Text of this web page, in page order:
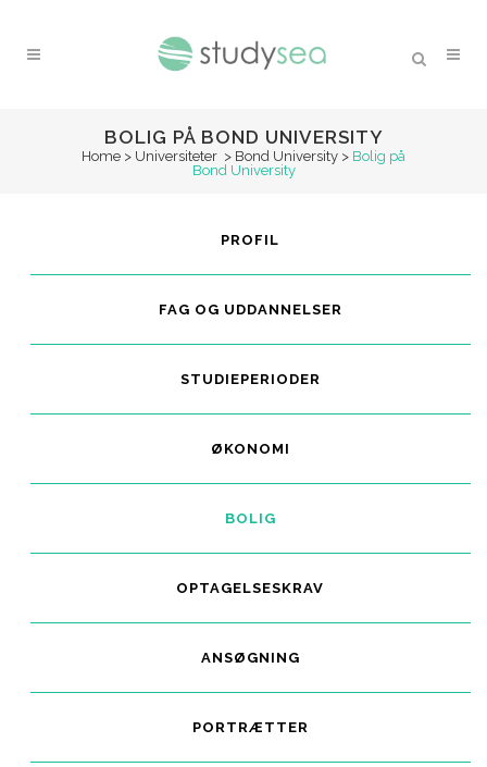
BOLIG PÅ BOND UNIVERSITY
Home > Universiteter > Bond University > Bolig på
Bond University
PROFIL
FAG OG UDDANNELSER
STUDIEPERIODER
ØKONOMI
BOLIG
OPTAGELSESKRAV
ANSØGNING
PORTRÆTTER